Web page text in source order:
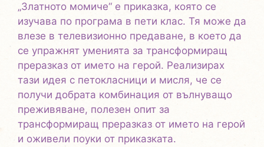
„Златното момиче“ е приказка, която се
изучава по програма в пети клас. Тя може да
влезе в телевизиoнно предаване, в което да
се упражнят уменията за трансформиращ
преразказ от името на герой. Реализирах
тази идея с петокласници и мисля, че се
получи добрата комбинация от вълнуващо
преживяване, полезен опит за
трансформиращ преразказ от името на герой
и оживели поуки от приказката.